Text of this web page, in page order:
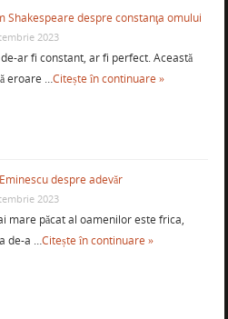
Shakespeare despre constanţa omului
2023
ar fi constant, ar fi perfect. Această
eroare …Citește în continuare »
despre adevăr
2023
mare păcat al oamenilor este frica,
de-a …Citește în continuare »